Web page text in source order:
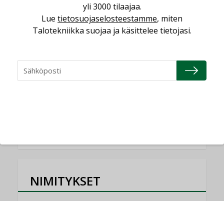
Miten varmistetaan EPD-dokumenteista
saatavien tietojen vertailukelpoisuus?
Vesi- ja viemärimitoittaminen on
jämähtänyt ajassa paikalleen
NIMITYKSET
yli 3000 tilaajaa.
Lue tietosuojaselosteestamme, miten
Talotekniikka suojaa ja käsittelee tietojasi.